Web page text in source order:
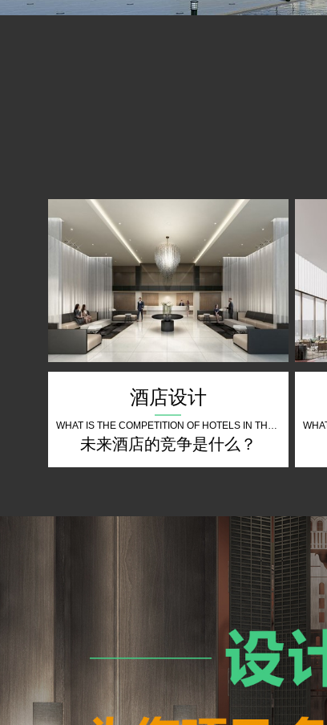
酒店设计
WHAT IS THE COMPETITION OF HOTELS IN THE FUTURE
未来酒店的竞争是什么？